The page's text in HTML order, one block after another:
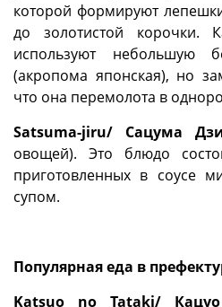
которой формируют
до золотистой корочки.
используют небольшую
(акропома японская), но
что она перемолота в
Satsuma-jiru/ Сацума
овощей). Это блюдо
приготовленных в соусе
супом.
Популярная еда в
Katsuo no Tataki/